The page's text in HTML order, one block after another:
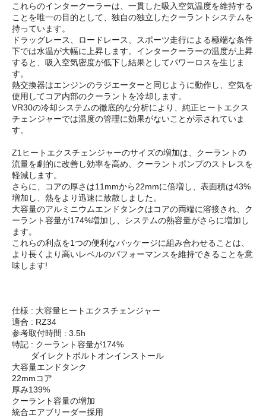
これらのインタークーラーは、一貫した吸入空気温度を維持する
ことを唯一の目的として、独自の独立したクーラントシステムを
持っています。
ドラッグレース、ロードレース、スポーツ走行による極端な条件
下では水温が大幅に上昇します。インタークーラーの温度が上昇
すると、吸入空気密度が低下し結果としてパワーロスを生じま
す。
熱交換器はエンジンのラジエーターと同じように動作し、空気を
使用してコア内部のクーラントを冷却します。
VR30の冷却システムの徹底的な分析により、純正ヒートエクス
チェンジャーでは温度の管理に効果がないことが示されていま
す。
Z1ヒートエクスチェンジャーのサイズの増加は、クーラントの
流量を劇的に改善し効率を高め、クーラントポンプのストレスを
軽減します。
さらに、コアの厚さは11mmから22mmに倍増し、表面積は43%
増加し、熱をより迅速に放散しました。
大容量のアルミニウムエンドタンクはコアの両端に溶接され、ク
ーラント容量が174%増加し、システムの熱容量がさらに増加し
ます。
これらの利点を1つの便利なパッケージに組み合わせることは、
より長くより高いレベルのパフォーマンスを維持できることを意
味します!
仕様 : 大容量ヒートエクスチェンジャー
適合 : RZ34
参考取付時間 : 3.5h
特記 : クーラント容量が174%
ダイレクトボルトオンインストール
大容量エンドタンク
22mmコア
厚み139%
クーラント容量の増加
統合エアブリーダー採用